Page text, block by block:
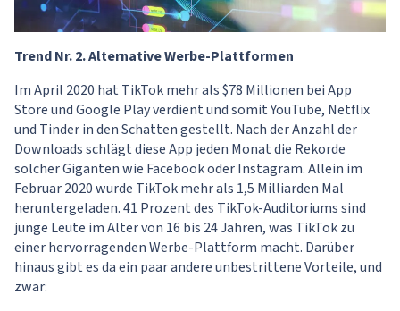
Trend Nr. 2. Alternative Werbe-Plattformen
Im April 2020 hat TikTok mehr als $78 Millionen bei App
Store und Google Play verdient und somit YouTube, Netflix
und Tinder in den Schatten gestellt. Nach der Anzahl der
Downloads schlägt diese App jeden Monat die Rekorde
solcher Giganten wie Facebook oder Instagram. Allein im
Februar 2020 wurde TikTok mehr als 1,5 Milliarden Mal
heruntergeladen. 41 Prozent des TikTok-Auditoriums sind
junge Leute im Alter von 16 bis 24 Jahren, was TikTok zu
einer hervorragenden Werbe-Plattform macht. Darüber
hinaus gibt es da ein paar andere unbestrittene Vorteile, und
zwar: